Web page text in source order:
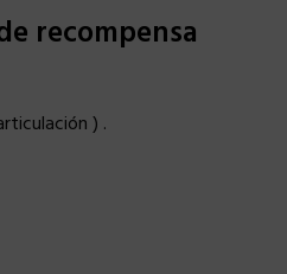
recompensa
) .